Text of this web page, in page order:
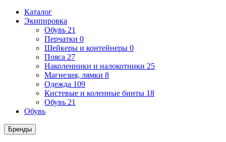
Каталог
Экипировка
Обувь 21
Перчатки 0
Шейкеры и контейнеры 0
Пояса 27
Наколенники и налокотники 25
Магнезия, лямки 8
Одежда 109
Кистевые и коленные бинты 18
Обувь 21
Обувь
Бренды